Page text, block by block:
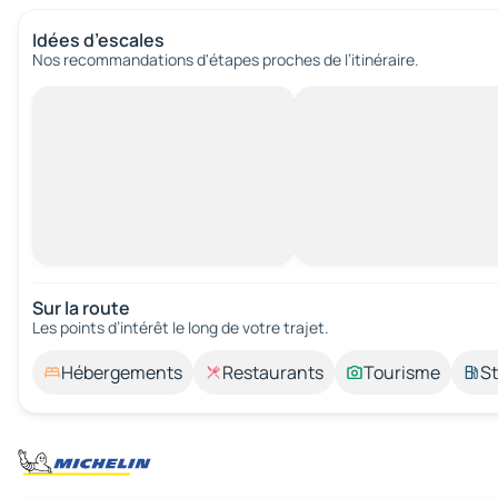
Idées d’escales
Nos recommandations d'étapes proches de l’itinéraire.
Sur la route
Les points d’intérêt le long de votre trajet.
Hébergements Restaurants Tourisme